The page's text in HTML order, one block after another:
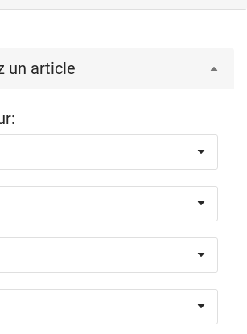
un article